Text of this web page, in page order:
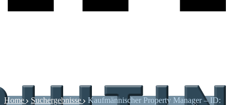
Home Suchergebnisse
Kaufmännischer Property Manager – ID: